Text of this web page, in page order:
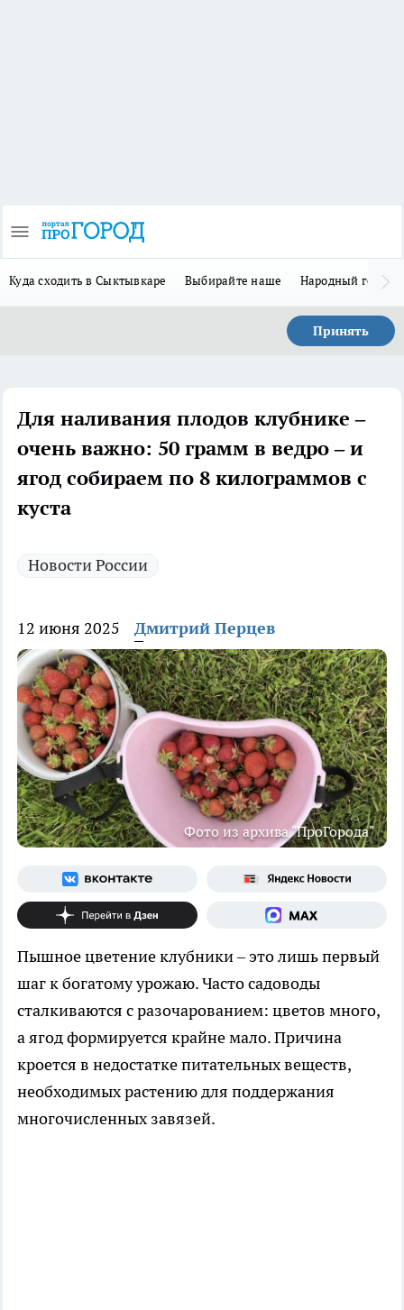
Куда сходить в Сыктывкаре Выбирайте наше Народный герой-
Принять
Для наливания плодов клубнике –
очень важно: 50 грамм в ведро – и
ягод собираем по 8 килограммов с
куста
Новости России
12 июня 2025 Дмитрий Перцев
Фото из архива "ПроГорода"
Пышное цветение клубники – это лишь первый
шаг к богатому урожаю. Часто садоводы
сталкиваются с разочарованием: цветов много,
а ягод формируется крайне мало. Причина
кроется в недостатке питательных веществ,
необходимых растению для поддержания
многочисленных завязей.